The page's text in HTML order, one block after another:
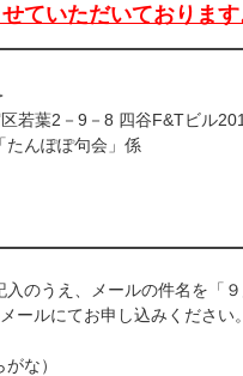
ていただいておりま
若葉2－9－8 四谷F&Tビル201
んぽぽ句会」係
のうえ、メールの件名を「
ールにてお申し込みください。
な）